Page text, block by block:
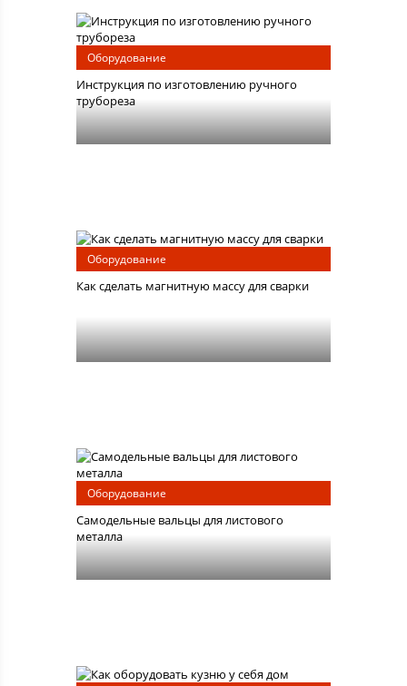
Оборудование
Инструкция по изготовлению ручного
трубореза
Оборудование
Как сделать магнитную массу для сварки
Оборудование
Самодельные вальцы для листового
металла